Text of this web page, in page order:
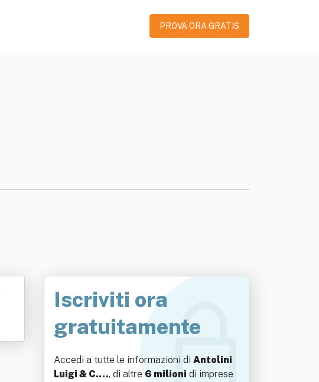
PROVA ORA GRATIS
Iscriviti ora
gratuitamente
Accedi a tutte le informazioni di Antolini
Luigi & C.…, di altre 6 milioni di imprese